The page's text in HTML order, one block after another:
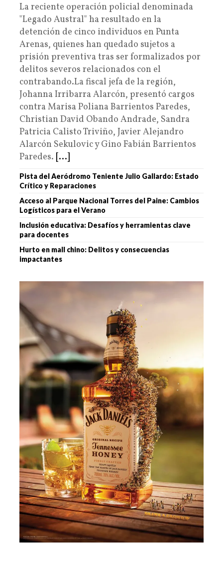
La reciente operación policial denominada
"Legado Austral" ha resultado en la
detención de cinco individuos en Punta
Arenas, quienes han quedado sujetos a
prisión preventiva tras ser formalizados por
delitos severos relacionados con el
contrabando.La fiscal jefa de la región,
Johanna Irribarra Alarcón, presentó cargos
contra Marisa Poliana Barrientos Paredes,
Christian David Obando Andrade, Sandra
Patricia Calisto Triviño, Javier Alejandro
Alarcón Sekulovic y Gino Fabián Barrientos
Paredes. [...]
Pista del Aeródromo Teniente Julio Gallardo: Estado
Crítico y Reparaciones
Acceso al Parque Nacional Torres del Paine: Cambios
Logísticos para el Verano
Inclusión educativa: Desafíos y herramientas clave
para docentes
Hurto en mall chino: Delitos y consecuencias
impactantes